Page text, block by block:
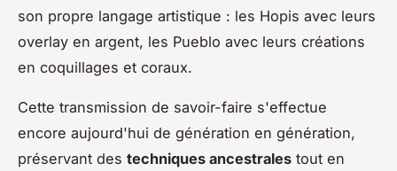
son propre langage artistique : les Hopis avec leurs
overlay en argent, les Pueblo avec leurs créations
en coquillages et coraux.
Cette transmission de savoir-faire s'effectue
encore aujourd'hui de génération en génération,
préservant des techniques ancestrales tout en